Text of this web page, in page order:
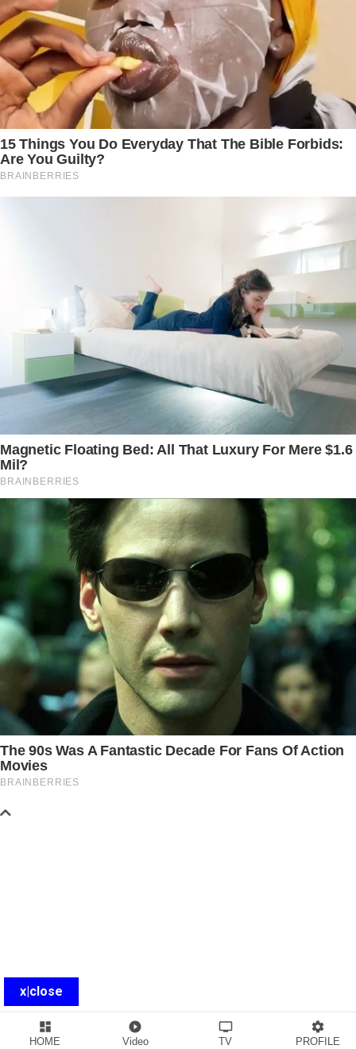
x|close
dashboard
HOME
play_circle_filled
Video
tv
TV
settings
PROFILE